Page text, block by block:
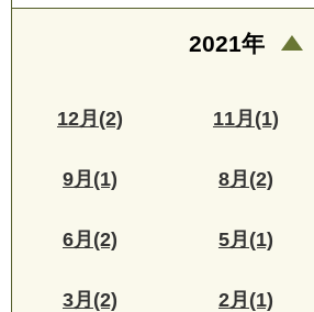
2021年
12月(2) 11月(1)
9月(1) 8月(2)
6月(2) 5月(1)
3月(2) 2月(1)